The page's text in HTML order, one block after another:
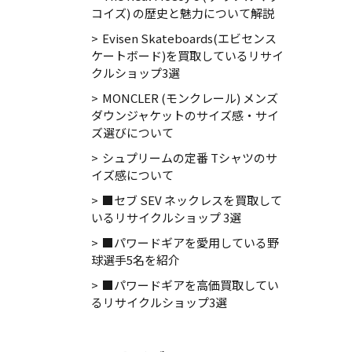
コイズ) の歴史と魅力について解説
Evisen Skateboards(エビセンス
ケートボード)を買取しているリサイ
クルショップ3選
MONCLER (モンクレール) メンズ
ダウンジャケットのサイズ感・サイ
ズ選びについて
シュプリームの定番 Tシャツのサ
イズ感について
■セブ SEV ネックレスを買取して
いるリサイクルショップ 3選
■パワードギアを愛用している野
球選手5名を紹介
■パワードギアを高価買取してい
るリサイクルショップ3選